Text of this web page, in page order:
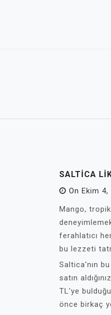
SALTICA
On Ekim 4,
Mango,
ferahlatıcı
bu lezzeti
Saltica'nın
satın
TL'ye
önce birkaç